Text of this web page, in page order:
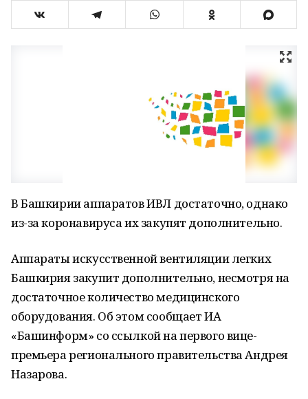
В Башкирии аппаратов ИВЛ достаточно, однако
из-за коронавируса их закупят дополнительно.
Аппараты искусственной вентиляции легких
Башкирия закупит дополнительно, несмотря на
достаточное количество медицинского
оборудования. Об этом сообщает ИА
«Башинформ» со ссылкой на первого вице-
премьера регионального правительства Андрея
Назарова.